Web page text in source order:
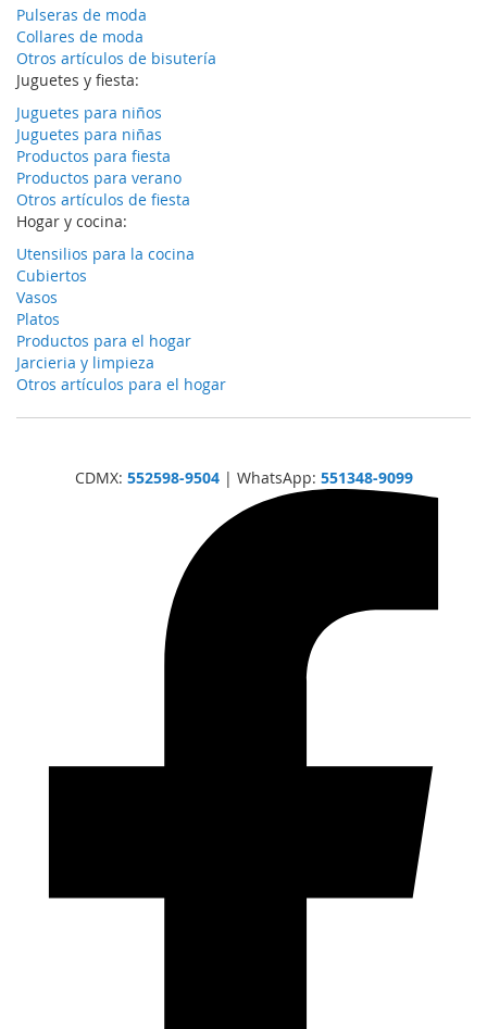
Pulseras de moda
Collares de moda
Otros artículos de bisutería
Juguetes y fiesta:
Juguetes para niños
Juguetes para niñas
Productos para fiesta
Productos para verano
Otros artículos de fiesta
Hogar y cocina:
Utensilios para la cocina
Cubiertos
Vasos
Platos
Productos para el hogar
Jarcieria y limpieza
Otros artículos para el hogar
CDMX: 552598-9504| WhatsApp: 551348-9099